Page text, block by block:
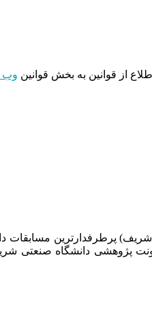
از قوانین به بخش قوانین وب
پرطرفدارترین
پژوهشی دانشگاه